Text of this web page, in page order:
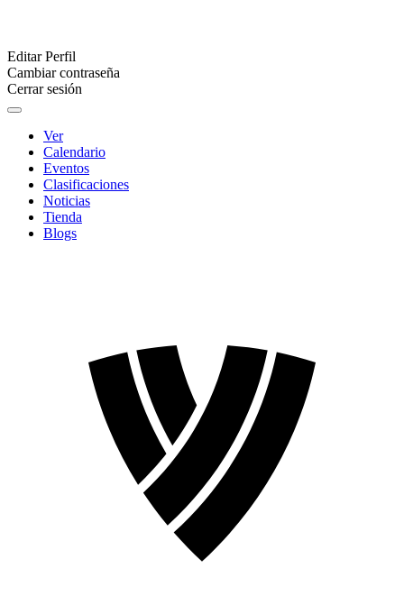
Editar Perfil
Cambiar contraseña
Cerrar sesión
Ver
Calendario
Eventos
Clasificaciones
Noticias
Tienda
Blogs